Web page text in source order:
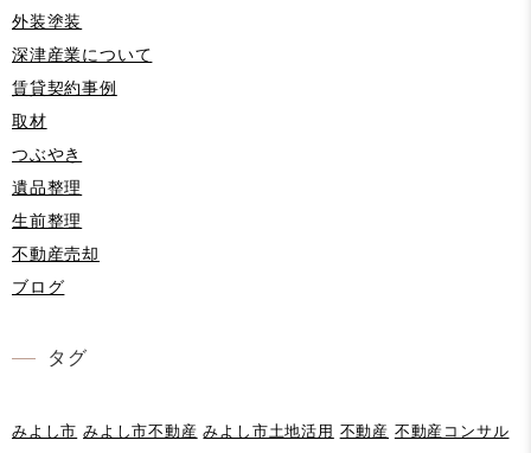
外装塗装
深津産業について
賃貸契約事例
取材
つぶやき
遺品整理
生前整理
不動産売却
ブログ
タグ
みよし市 みよし市不動産 みよし市土地活用 不動産 不動産コンサル